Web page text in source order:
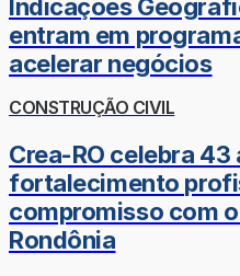
Indicações
entram em
acelerar negócios
CONSTRUÇÃO CIVIL
Crea-RO celebra
fortalecimento
compromisso com
Rondônia